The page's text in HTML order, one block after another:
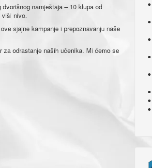
namještaja – 10 klupa od
viši nivo.
sjajne kampanje i prepoznavanju naše
odrastanje naših učenika. Mi ćemo se